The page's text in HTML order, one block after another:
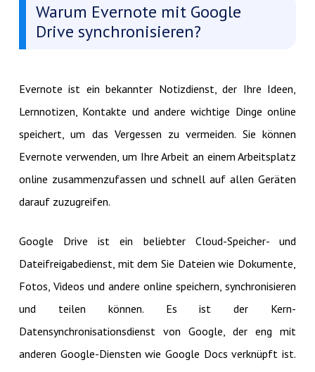
Warum Evernote mit Google
Drive synchronisieren?
Evernote ist ein bekannter Notizdienst, der Ihre Ideen,
Lernnotizen, Kontakte und andere wichtige Dinge online
speichert, um das Vergessen zu vermeiden. Sie können
Evernote verwenden, um Ihre Arbeit an einem Arbeitsplatz
online zusammenzufassen und schnell auf allen Geräten
darauf zuzugreifen.
Google Drive ist ein beliebter Cloud-Speicher- und
Dateifreigabedienst, mit dem Sie Dateien wie Dokumente,
Fotos, Videos und andere online speichern, synchronisieren
und teilen können. Es ist der Kern-
Datensynchronisationsdienst von Google, der eng mit
anderen Google-Diensten wie Google Docs verknüpft ist.